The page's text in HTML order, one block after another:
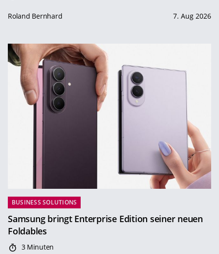
Roland Bernhard 7. Aug 2026
BUSINESS SOLUTIONS
Samsung bringt Enterprise Edition seiner neuen
Foldables
3 Minuten